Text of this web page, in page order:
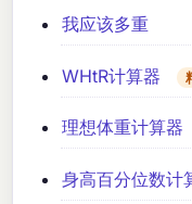
我应该多重
WHtR计算器
理想体重计算器
身高百分位数计